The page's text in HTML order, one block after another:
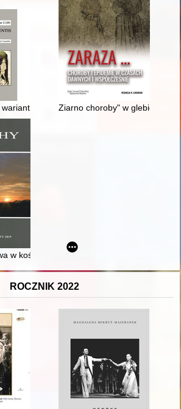
funkcjonującego wzorca? : „kobiecy
Ziarno choroby" w glebie i
w kościołach Polskiego Spisza
ROCZNIK 2022